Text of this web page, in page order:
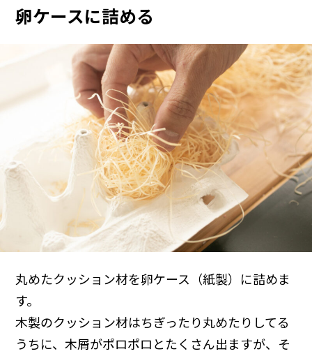
卵ケースに詰める
丸めたクッション材を卵ケース（紙製）に詰めま
す。
木製のクッション材はちぎったり丸めたりしてる
うちに、木屑がポロポロとたくさん出ますが、そ